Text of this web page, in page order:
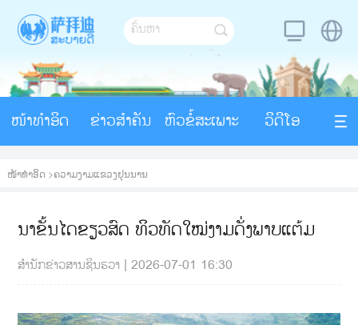
ໜ້າທຳອິດ ຂ່າວສຳຄັນ ຫົວຂໍ້ສະເພາະ ວິດີໂອ
ໜ້າທຳອິດ >ຄວາມງາມແຂວງຢຸນນານ
ນາຂັ້ນໄດຂຽວສົດ ທິວທັດໃໝ່ງາມດັ່ງພາບແຕ້ມ
ສຳນັກຂ່າວສານຊິນຮວາ |2026-07-01 16:30